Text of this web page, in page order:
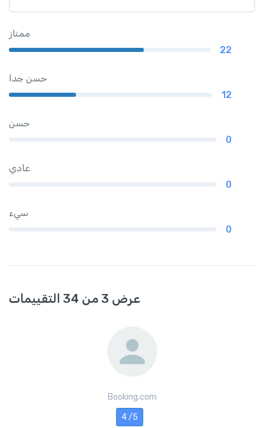
ممتاز
22
حسن جدا
12
حسن
0
عادي
0
سيء
0
عرض 3 من 34 التقييمات
Booking.com
4 /5